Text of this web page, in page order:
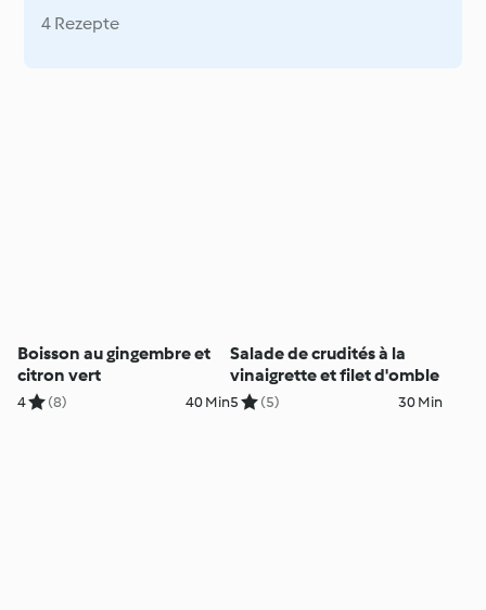
4 Rezepte
Boisson au gingembre et
citron vert
4 (8) 40 Min
Salade de crudités à la
vinaigrette et filet d'omble
5 (5) 30 Min